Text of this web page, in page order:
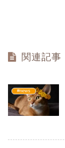
関連記事
#news